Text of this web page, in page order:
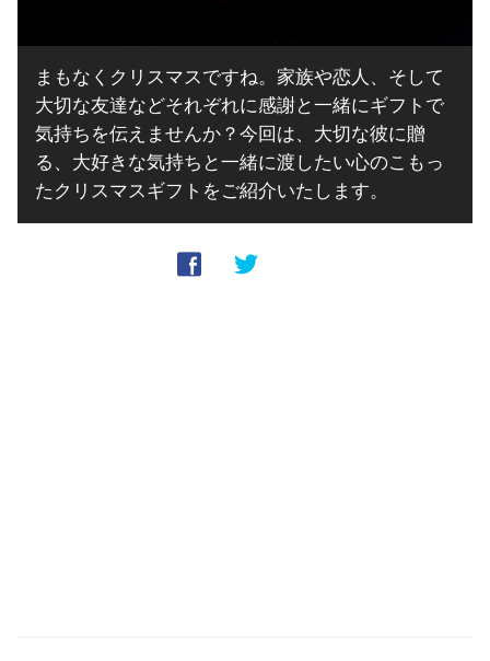
まもなくクリスマスですね。家族や恋人、そして
大切な友達などそれぞれに感謝と一緒にギフトで
気持ちを伝えませんか？今回は、大切な彼に贈
る、大好きな気持ちと一緒に渡したい心のこもっ
たクリスマスギフトをご紹介いたします。